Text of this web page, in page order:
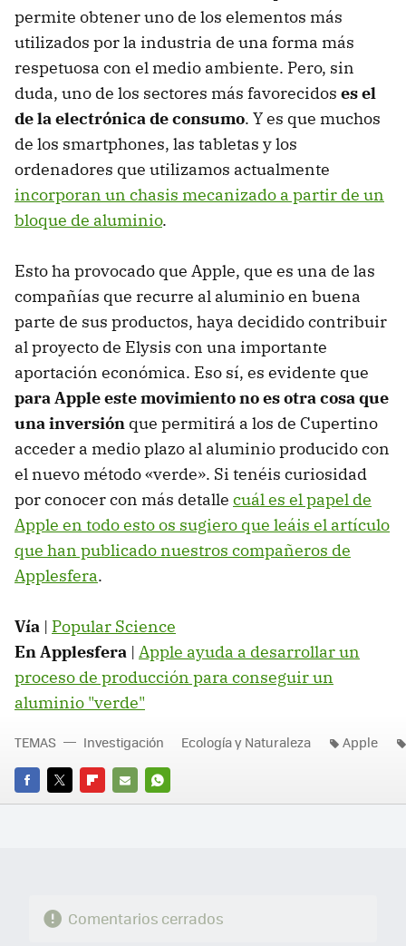
permite obtener uno de los elementos más
utilizados por la industria de una forma más
respetuosa con el medio ambiente. Pero, sin
duda, uno de los sectores más favorecidos es el
de la electrónica de consumo. Y es que muchos
de los smartphones, las tabletas y los
ordenadores que utilizamos actualmente
incorporan un chasis mecanizado a partir de un
bloque de aluminio.
Esto ha provocado que Apple, que es una de las
compañías que recurre al aluminio en buena
parte de sus productos, haya decidido contribuir
al proyecto de Elysis con una importante
aportación económica. Eso sí, es evidente que
para Apple este movimiento no es otra cosa que
una inversión que permitirá a los de Cupertino
acceder a medio plazo al aluminio producido con
el nuevo método «verde». Si tenéis curiosidad
por conocer con más detalle cuál es el papel de
Apple en todo esto os sugiero que leáis el artículo
que han publicado nuestros compañeros de
Applesfera.
Vía | Popular Science
En Applesfera | Apple ayuda a desarrollar un
proceso de producción para conseguir un
aluminio "verde"
FACEBOOK
TWITTERFLIPBOARD
E-
WHATSAPP
TEMAS Investigación Ecología y Naturaleza Apple
Comentarios cerrados